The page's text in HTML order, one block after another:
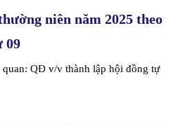
niên năm 2025 theo
09
QĐ v/v thành lập hội đồng tự